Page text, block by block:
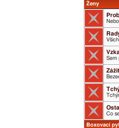
Ženy
Sem
Co
Boxovací